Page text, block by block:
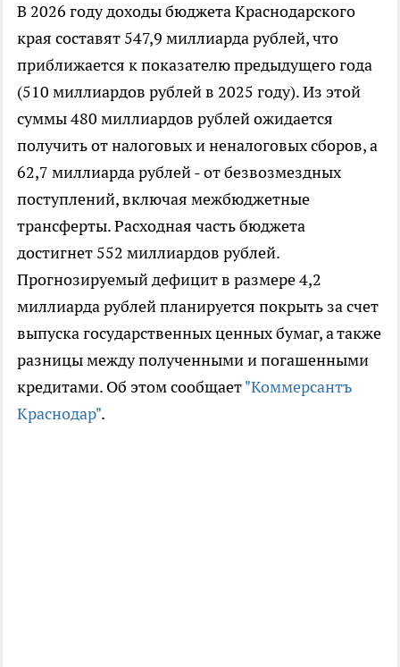
В 2026 году доходы бюджета Краснодарского
края составят 547,9 миллиарда рублей, что
приближается к показателю предыдущего года
(510 миллиардов рублей в 2025 году). Из этой
суммы 480 миллиардов рублей ожидается
получить от налоговых и неналоговых сборов, а
62,7 миллиарда рублей - от безвозмездных
поступлений, включая межбюджетные
трансферты. Расходная часть бюджета
достигнет 552 миллиардов рублей.
Прогнозируемый дефицит в размере 4,2
миллиарда рублей планируется покрыть за счет
выпуска государственных ценных бумаг, а также
разницы между полученными и погашенными
кредитами. Об этом сообщает"Коммерсантъ
Краснодар".